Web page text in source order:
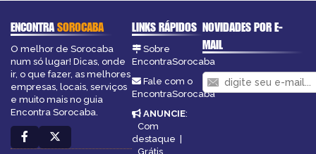
ENCONTRASOROCABA
O melhor de Sorocaba
num só lugar! Dicas, onde
ir, o que fazer, as melhores
empresas, locais, serviços
e muito mais no guia
Encontra Sorocaba.
LINKS RÁPIDOS
Sobre
EncontraSorocaba
Fale com o
EncontraSorocaba
ANUNCIE:
Com
destaque |
Grátis
NOVIDADES POR E-
MAIL